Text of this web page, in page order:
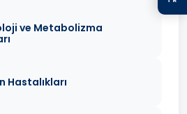
ve Metabolizma
Hastalıkları